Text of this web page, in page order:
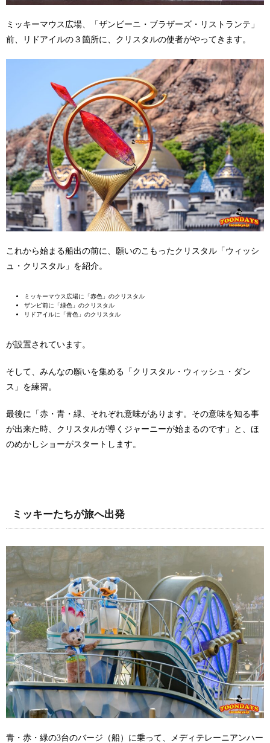
ミッキーマウス広場、「ザンビーニ・ブラザーズ・リストランテ」
前、リドアイルの３箇所に、クリスタルの使者がやってきます。
これから始まる船出の前に、願いのこもったクリスタル「ウィッシ
ュ・クリスタル」を紹介。
ミッキーマウス広場に「赤色」のクリスタル
ザンビ前に「緑色」のクリスタル
リドアイルに「青色」のクリスタル
が設置されています。
そして、みんなの願いを集める「クリスタル・ウィッシュ・ダン
ス」を練習。
最後に「赤・青・緑、それぞれ意味があります。その意味を知る事
が出来た時、クリスタルが導くジャーニーが始まるのです」と、ほ
のめかしショーがスタートします。
ミッキーたちが旅へ出発
青・赤・緑の3台のバージ（船）に乗って、メディテレーニアンハー